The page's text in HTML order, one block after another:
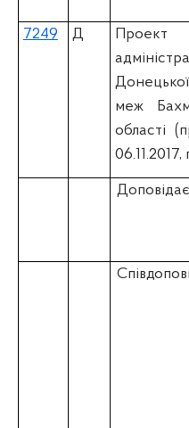
7249 Д
Проект
меж
області